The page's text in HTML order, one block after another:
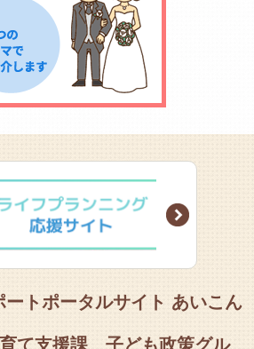
Next
ートポータルサイト あいこん
て支援課 子ども政策グル